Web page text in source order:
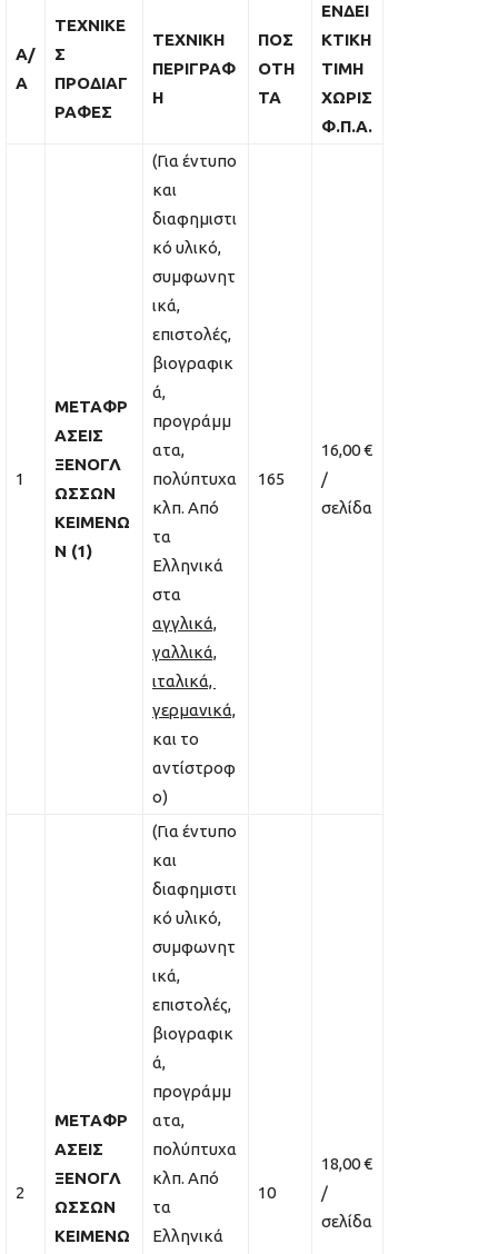
Α/
Α
ΤΕΧΝΙΚΕ
Σ
ΠΡΟΔΙΑΓ
ΡΑΦΕΣ
ΤΕΧΝΙΚΗ
ΠΕΡΙΓΡΑΦ
Η
ΠΟΣ
ΟΤΗ
ΤΑ
ΕΝΔΕΙ
ΚΤΙΚΗ
ΤΙΜΗ
ΧΩΡΙΣ
Φ.Π.Α.
1
ΜΕΤΑΦΡ
ΑΣΕΙΣ
ΞΕΝΟΓΛ
ΩΣΣΩΝ
ΚΕΙΜΕΝΩ
Ν (1)
(Για έντυπο
και
διαφημιστι
κό υλικό,
συμφωνητ
ικά,
επιστολές,
βιογραφικ
ά,
προγράμμ
ατα,
πολύπτυχα
κλπ. Από
τα
Ελληνικά
στα
αγγλικά,
γαλλικά,
ιταλικά,
γερμανικά,
και το
αντίστροφ
ο)
165
16,00 €
/
σελίδα
2
ΜΕΤΑΦΡ
ΑΣΕΙΣ
ΞΕΝΟΓΛ
ΩΣΣΩΝ
ΚΕΙΜΕΝΩ
(Για έντυπο
και
διαφημιστι
κό υλικό,
συμφωνητ
ικά,
επιστολές,
βιογραφικ
ά,
προγράμμ
ατα,
πολύπτυχα
κλπ. Από
τα
Ελληνικά
10
18,00 €
/
σελίδα